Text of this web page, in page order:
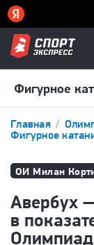
Фигурное
Главная
Фигурное
ОИ Милан
Авербух
в